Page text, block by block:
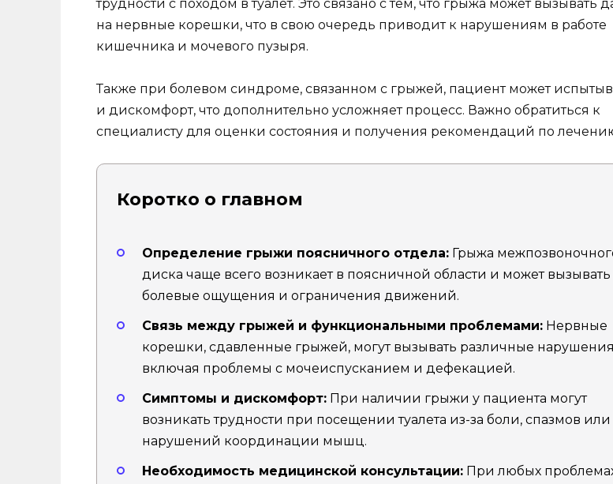
трудности с походом в туалет. Это связано с тем, что грыжа может вызывать
на нервные корешки, что в свою очередь приводит к нарушениям в работе
кишечника и мочевого пузыря.
Также при болевом синдроме, связанном с грыжей, пациент может
и дискомфорт, что дополнительно усложняет процесс. Важно обратиться к
специалисту для оценки состояния и получения рекомендаций по
Коротко о главном
Определение грыжи поясничного отдела: Грыжа
диска чаще всего возникает в поясничной области и может вызывать
болевые ощущения и ограничения движений.
Связь между грыжей и функциональными проблемами: Нервные
корешки, сдавленные грыжей, могут вызывать различные
включая проблемы с мочеиспусканием и дефекацией.
Симптомы и дискомфорт: При наличии грыжи у пациента могут
возникать трудности при посещении туалета из-за боли, спазмов или
нарушений координации мышц.
Необходимость медицинской консультации: При любых